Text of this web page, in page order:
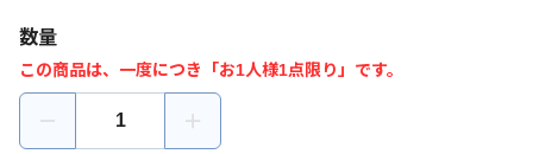
数量
この商品は、一度につき「お1人様1点限り」です。